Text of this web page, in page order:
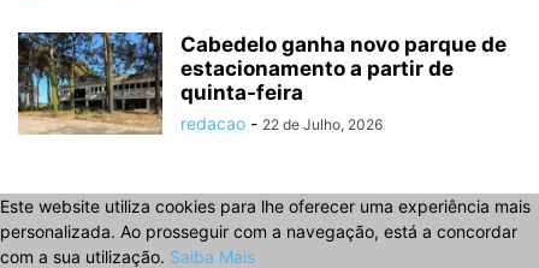
Cabedelo ganha novo parque de
estacionamento a partir de
quinta-feira
redacao - 22 de Julho, 2026
Este website utiliza cookies para lhe oferecer uma experiência mais
personalizada. Ao prosseguir com a navegação, está a concordar
com a sua utilização. Saiba Mais